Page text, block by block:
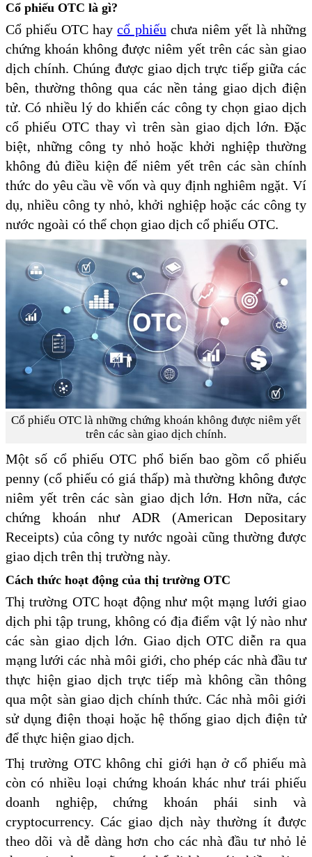
Cổ phiếu OTC là gì?
Cổ phiếu OTC haycổ phiếu chưa niêm yết là những
chứng khoán không được niêm yết trên các sàn giao
dịch chính. Chúng được giao dịch trực tiếp giữa các
bên, thường thông qua các nền tảng giao dịch điện
tử. Có nhiều lý do khiến các công ty chọn giao dịch
cổ phiếu OTC thay vì trên sàn giao dịch lớn. Đặc
biệt, những công ty nhỏ hoặc khởi nghiệp thường
không đủ điều kiện để niêm yết trên các sàn chính
thức do yêu cầu về vốn và quy định nghiêm ngặt. Ví
dụ, nhiều công ty nhỏ, khởi nghiệp hoặc các công ty
nước ngoài có thể chọn giao dịch cổ phiếu OTC.
Cổ phiếu OTC là những chứng khoán không được niêm yết
trên các sàn giao dịch chính.
Một số cổ phiếu OTC phổ biến bao gồm cổ phiếu
penny (cổ phiếu có giá thấp) mà thường không được
niêm yết trên các sàn giao dịch lớn. Hơn nữa, các
chứng khoán như ADR (American Depositary
Receipts) của công ty nước ngoài cũng thường được
giao dịch trên thị trường này.
Cách thức hoạt động của thị trường OTC
Thị trường OTC hoạt động như một mạng lưới giao
dịch phi tập trung, không có địa điểm vật lý nào như
các sàn giao dịch lớn. Giao dịch OTC diễn ra qua
mạng lưới các nhà môi giới, cho phép các nhà đầu tư
thực hiện giao dịch trực tiếp mà không cần thông
qua một sàn giao dịch chính thức. Các nhà môi giới
sử dụng điện thoại hoặc hệ thống giao dịch điện tử
để thực hiện giao dịch.
Thị trường OTC không chỉ giới hạn ở cổ phiếu mà
còn có nhiều loại chứng khoán khác như trái phiếu
doanh nghiệp, chứng khoán phái sinh và
cryptocurrency. Các giao dịch này thường ít được
theo dõi và dễ dàng hơn cho các nhà đầu tư nhỏ lẻ